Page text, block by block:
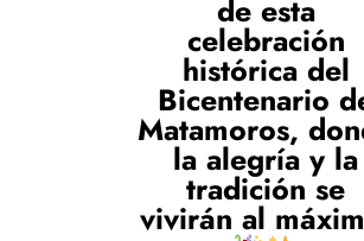
de esta
celebración
histórica del
Bicentenario
Matamoros,
la alegría y la
tradición se
vivirán al